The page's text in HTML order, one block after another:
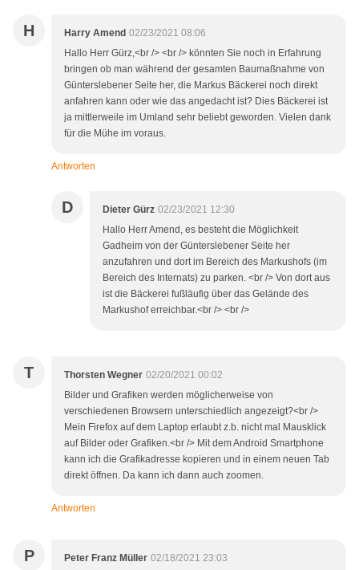
H Harry Amend 02/23/2021 08:06
Hallo Herr Gürz,<br /> <br /> könnten Sie noch in Erfahrung
bringen ob man während der gesamten Baumaßnahme von
Günterslebener Seite her, die Markus Bäckerei noch direkt
anfahren kann oder wie das angedacht ist? Dies Bäckerei ist
ja mittlerweile im Umland sehr beliebt geworden. Vielen dank
für die Mühe im voraus.
Antworten
D Dieter Gürz 02/23/2021 12:30
Hallo Herr Amend, es besteht die Möglichkeit
Gadheim von der Günterslebener Seite her
anzufahren und dort im Bereich des Markushofs (im
Bereich des Internats) zu parken. <br /> Von dort aus
ist die Bäckerei fußläufig über das Gelände des
Markushof erreichbar.<br /> <br />
T Thorsten Wegner 02/20/2021 00:02
Bilder und Grafiken werden möglicherweise von
verschiedenen Browsern unterschiedlich angezeigt?<br />
Mein Firefox auf dem Laptop erlaubt z.b. nicht mal Mausklick
auf Bilder oder Grafiken.<br /> Mit dem Android Smartphone
kann ich die Grafikadresse kopieren und in einem neuen Tab
direkt öffnen. Da kann ich dann auch zoomen.
Antworten
P Peter Franz Müller 02/18/2021 23:03